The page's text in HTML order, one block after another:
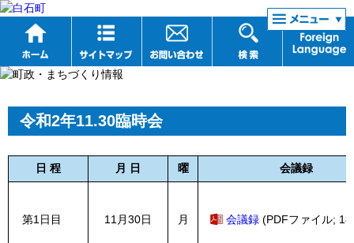
リンク集
令和2年11.30臨時会
日 程 月 日 曜 会議録
第1日目 11月30日 月 会議録 (PDFファイル;